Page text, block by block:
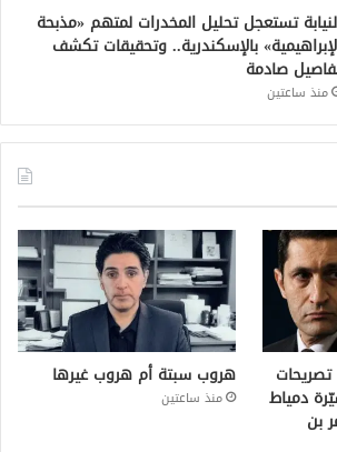
تستعجل تحليل المخدرات لمتهم «مذبحة
بالإسكندرية.. وتحقيقات تكشف
صادمة
منذ ساعتين
دمياط
بن
هروب سبتة أم هروب غيرها
منذ ساعتين